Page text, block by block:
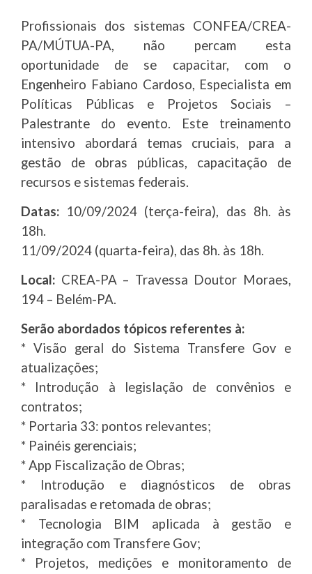
Profissionais dos sistemas CONFEA/CREA-
PA/MÚTUA-PA, não percam esta
oportunidade de se capacitar, com o
Engenheiro Fabiano Cardoso, Especialista em
Políticas Públicas e Projetos Sociais –
Palestrante do evento. Este treinamento
intensivo abordará temas cruciais, para a
gestão de obras públicas, capacitação de
recursos e sistemas federais.
Datas: 10/09/2024 (terça-feira), das 8h. às
18h.
11/09/2024 (quarta-feira), das 8h. às 18h.
Local: CREA-PA – Travessa Doutor Moraes,
194 – Belém-PA.
Serão abordados tópicos referentes à:
* Visão geral do Sistema Transfere Gov e
atualizações;
* Introdução à legislação de convênios e
contratos;
* Portaria 33: pontos relevantes;
* Painéis gerenciais;
* App Fiscalização de Obras;
* Introdução e diagnósticos de obras
paralisadas e retomada de obras;
* Tecnologia BIM aplicada à gestão e
integração com Transfere Gov;
* Projetos, medições e monitoramento de